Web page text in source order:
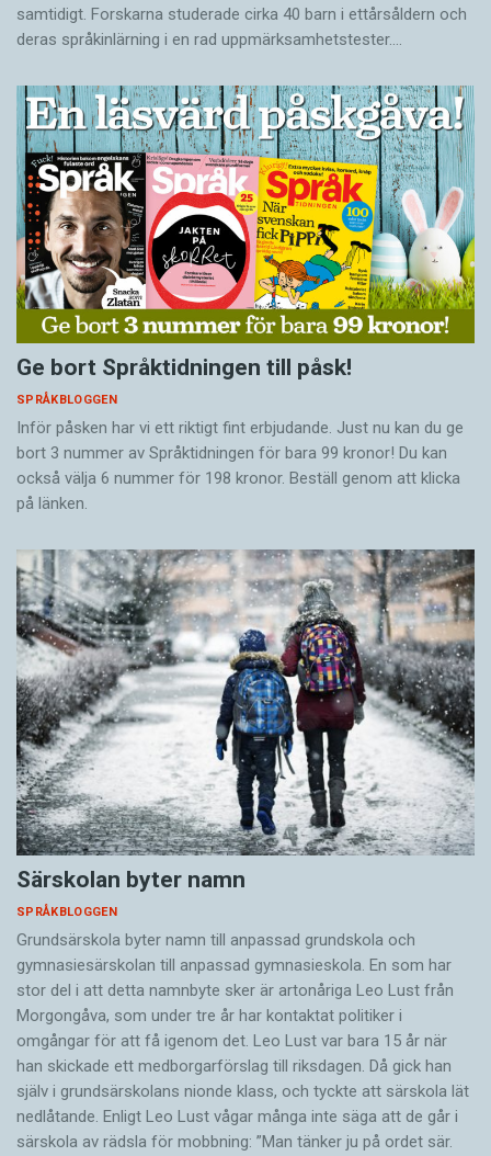
samtidigt. Forskarna studerade cirka 40 barn i ettårsåldern och
deras språkinlärning i en rad uppmärksamhetstester.…
Ge bort Språktidningen till påsk!
SPRÅKBLOGGEN
Inför påsken har vi ett riktigt fint erbjudande. Just nu kan du ge
bort 3 nummer av Språktidningen för bara 99 kronor! Du kan
också välja 6 nummer för 198 kronor. Beställ genom att klicka
på länken.
Särskolan byter namn
SPRÅKBLOGGEN
Grundsärskola byter namn till anpassad grundskola och
gymnasiesärskolan till anpassad gymnasieskola. En som har
stor del i att detta namnbyte sker är artonåriga Leo Lust från
Morgongåva, som under tre år har kontaktat politiker i
omgångar för att få igenom det. Leo Lust var bara 15 år när
han skickade ett medborgarförslag till riksdagen. Då gick han
själv i grundsärskolans nionde klass, och tyckte att särskola lät
nedlåtande. Enligt Leo Lust vågar många inte säga att de går i
särskola av rädsla för mobbning: ”Man tänker ju på ordet sär.